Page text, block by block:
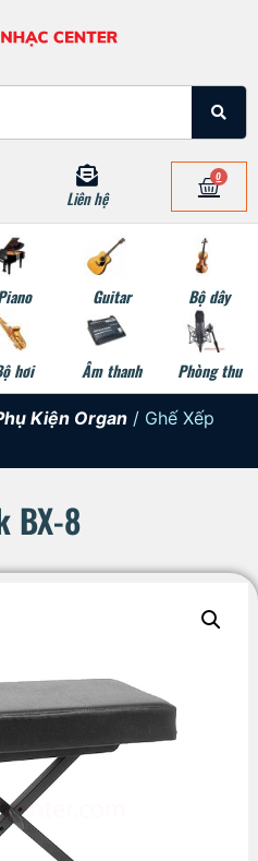
Liên hệ
0
Guitar Bộ dây
hơi Âm thanh Phòng thu
Kiện Organ / Ghế Xếp
BX-8